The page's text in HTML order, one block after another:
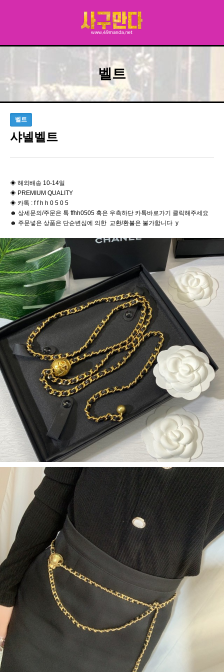
벨트
벨트
샤넬벨트
◈ 해외배송 10-14일
◈ PREMIUM QUALITY
◈ 카톡 : f f h h 0 5 0 5
☻ 상세문의/주문은 톡 ffhh0505 혹은 우측하단 카톡바로가기 클릭해주세요
☻ 주문넣은 상품은 단순변심에 의한 교환/환불은 불가합니다 y